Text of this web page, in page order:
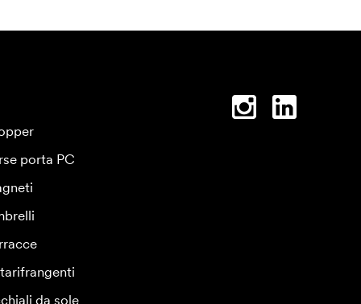
porta PC
da sole